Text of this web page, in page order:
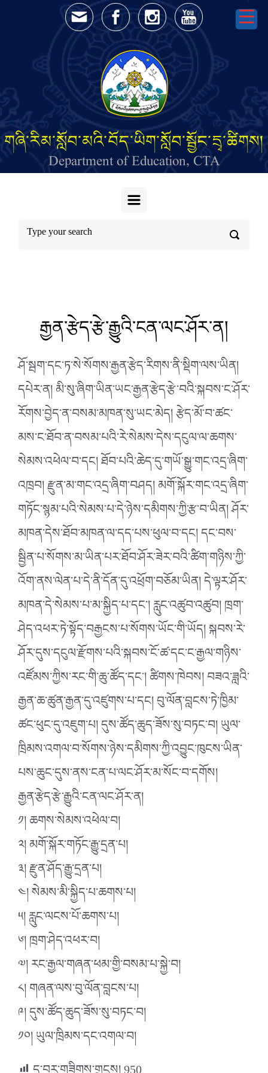
Skip to main content
གཞི་རིམ་སློབ་མའི་བོད་ཡིག་སློབ་སྦྱོང་དྲྭ་ཚིགས།
Department of Education, CTA
རྒྱན་རྩེད་རྩེ་རྒྱུའི་ངན་ལང་ཤོར་ན།
ཤོ་སྦག་དང་ཏ་སེ་སོགས་རྒྱན་རྩེད་རིགས་ནི་སྡིག་ལས་ཡིན།
དཔེར་ན། མི་སུ་ཞིག་ཡིན་ཡང་རྒྱན་རྩེད་རྩེ་བའི་སྐབས་ང་ཤོར་
རོགས་བྱེད་ན་བསམ་མཁན་སུ་ཡང་མེད། རྩེད་མོ་བ་ཚང་
མས་ང་ཐོབ་ན་བསམ་པའི་རེ་སེམས་དེས་དངུལ་ལ་ཆགས་
སེམས་འཕེལ་བ་དང། ཐོབ་པའི་ཆེད་དུ་གཡོ་སྒྱུ་གང་འདྲ་ཞིག་
འཁྲབ། རྫུན་མ་གང་འདྲ་ཞིག་བཤད། མགོ་སྐོར་གང་འདྲ་ཞིག་
གཏོང་སྙམ་པའི་སེམས་པ་དེ་ཉེས་དམིགས་ཀྱི་རྩ་བ་ཡིན། ཤོར་
མཁན་དེས་ཐོབ་མཁན་ལ་དད་པས་ཕུལ་བ་དང། དང་བས་
སྦྱིན་པ་སོགས་མ་ཡིན་པར་ཐོབ་ཤོར་ཟེར་བའི་ཚིག་གཉིས་ཀྱི་
འོག་ནས་ལེན་པ་དེ་ནི་དོན་དུ་འཕྲོག་བཅོམ་ཡིན། དེ་ལྟར་ཤོར་
མཁན་དེ་སེམས་པ་མ་སྐྱིད་པ་དང་། རླུང་འཚུབ་འཚུབ། ཁྲག་
ཤེད་འཕར་ཏེ་སྟོད་བརྒྱངས་པ་སོགས་ཡོང་གི་ཡོད། སྐབས་རེ་
ཤོར་དུས་དངུལ་རྫོགས་པའི་སྐབས་ངོ་ཚ་དང་ང་རྒྱལ་གཉིས་
འཛོམས་ཀྱིས་རང་གི་ཆུ་ཚོད་དང་། ཚིགས་ཁེབས། བཟའ་ཟླའི་
རྒྱན་ཆ་ཚུན་རྒྱན་དུ་འཛུགས་པ་དང། བུ་ལོན་བླངས་ཏེ་ཁྱིམ་
ཚང་ཕུང་དུ་འཇུག་པ། དུས་ཚོད་ཆུད་ཟོས་སུ་བཏང་བ། ཡུལ་
ཁྲིམས་འགལ་བ་སོགས་ཉེས་དམིགས་ཀྱི་འབྱུང་ཁུངས་ཡིན་
པས་ཆུང་དུས་ནས་ངན་པ་ལང་ཤོར་མ་སོང་བ་དགོས།
རྒྱན་རྩེད་རྩེ་རྒྱུའི་ངན་ལང་ཤོར་ན།
༡། ཆགས་སེམས་འཕེལ་བ།
༢། མགོ་སྐོར་གཏོང་རྒྱུ་དྲན་པ།
༣། རྫུན་ཤོད་རྒྱུ་དྲན་པ།
༤། སེམས་མི་སྐྱིད་པ་ཆགས་པ།
༥། རླུང་ལངས་པོ་ཆགས་པ།
༦། ཁྲག་ཤེད་འཕར་བ།
༧། རང་རྒྱལ་གཞན་ཕམ་གྱི་བསམ་པ་སྐྱེ་བ།
༨། གཞན་ལས་བུ་ལོན་བླངས་པ།
༩། དུས་ཚོད་ཆུད་ཟོས་སུ་བཏང་བ།
༡༠། ཡུལ་ཁྲིམས་དང་འགལ་བ།